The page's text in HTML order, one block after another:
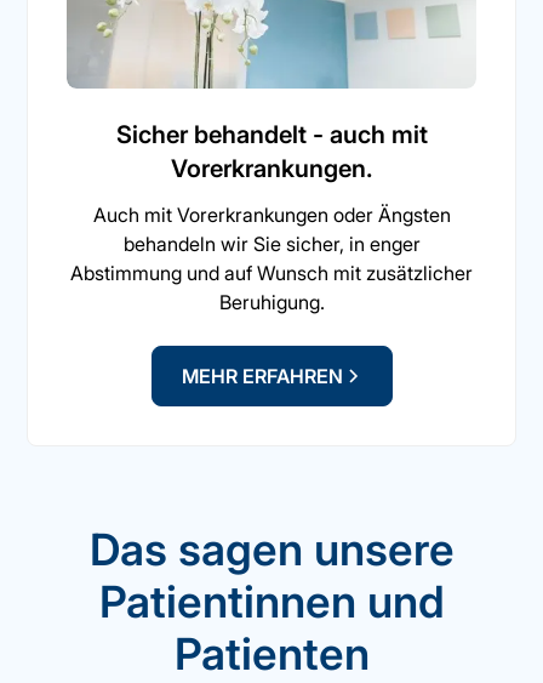
Sicher behandelt - auch mit
Vorerkrankungen.
Auch mit Vorerkrankungen oder Ängsten
behandeln wir Sie sicher, in enger
Abstimmung und auf Wunsch mit zusätzlicher
Beruhigung.
MEHR ERFAHREN
Das sagen unsere
Patientinnen und
Patienten